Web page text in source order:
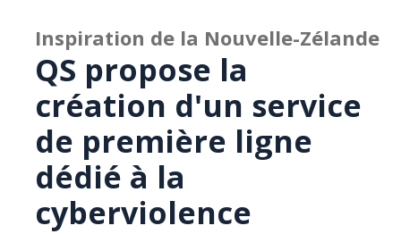
Inspiration de la Nouvelle-Zélande
QS propose la
création d'un service
de première ligne
dédié à la
cyberviolence